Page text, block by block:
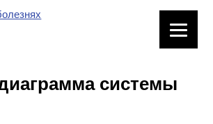
системы